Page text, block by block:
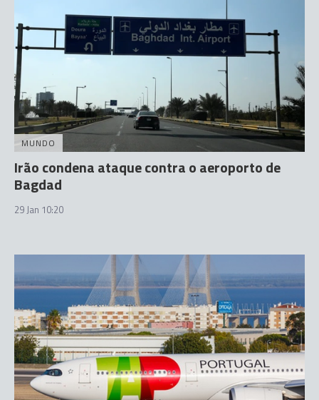
MUNDO
Irão condena ataque contra o aeroporto de
Bagdad
29 Jan 10:20